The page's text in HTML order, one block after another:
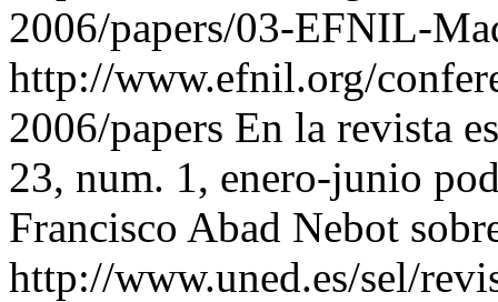
2006/papers/03-EFNIL-
http://www.efnil.org/
2006/papers En la revista
23, num. 1, enero-junio
Francisco Abad Nebot
http://www.uned.es/sel/